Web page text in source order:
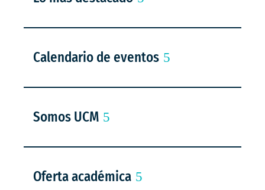
Calendario de eventos
Somos UCM
Oferta académica